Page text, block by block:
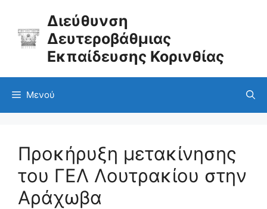
Διεύθυνση
Δευτεροβάθμιας
Εκπαίδευσης Κορινθίας
Μενού
Προκήρυξη μετακίνησης
του ΓΕΛ Λουτρακίου στην
Αράχωβα